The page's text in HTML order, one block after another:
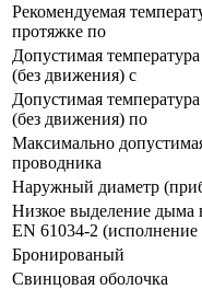
Рекомендуемая
протяжке по
Допустимая
(без движения) с
Допустимая
(без движения) по
Максимально
проводника
Наружный диаметр
Низкое выделение дыма
EN 61034-2
Бронированый
Свинцовая оболочка